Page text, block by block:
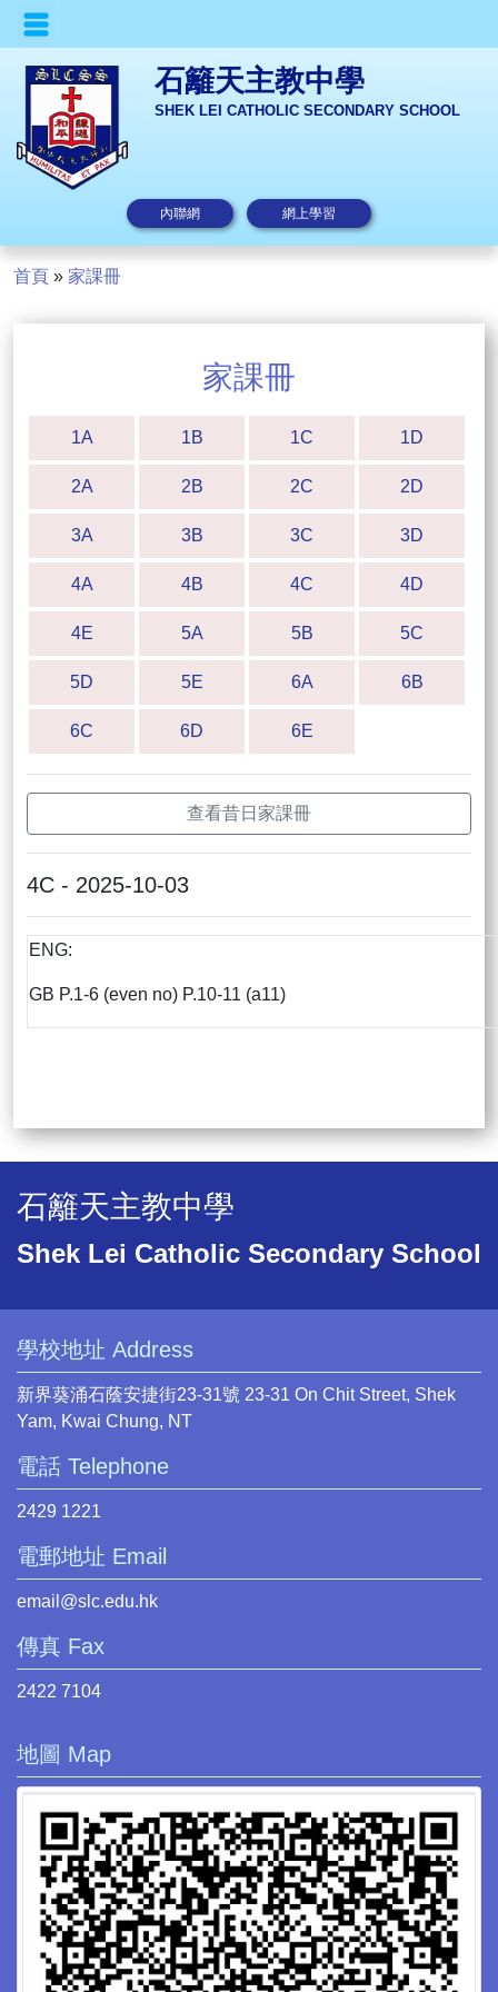
石籬天主教中學
SHEK LEI CATHOLIC SECONDARY SCHOOL
內聯網 網上學習
首頁 » 家課冊
家課冊
1A 1B 1C 1D
2A 2B 2C 2D
3A 3B 3C 3D
4A 4B 4C 4D
4E 5A 5B 5C
5D 5E 6A 6B
6C 6D 6E
查看昔日家課冊
4C - 2025-10-03
ENG:
GB P.1-6 (even no) P.10-11 (a11)
石籬天主教中學
Shek Lei Catholic Secondary School
學校地址 Address
新界葵涌石蔭安捷街23-31號 23-31 On Chit Street, Shek
Yam, Kwai Chung, NT
電話 Telephone
2429 1221
電郵地址 Email
email@slc.edu.hk
傳真 Fax
2422 7104
地圖 Map